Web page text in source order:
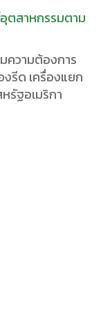
ตสาหกรรมตาม
วามต้องการ
งรีด เครื่องแยก
รัฐอเมริกา